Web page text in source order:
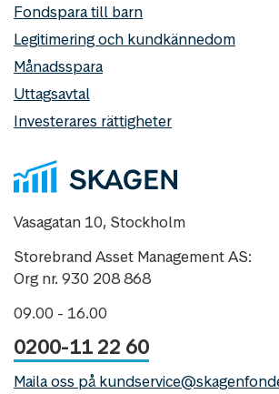
Fondspara till barn
Legitimering och kundkännedom
Månadsspara
Uttagsavtal
Investerares rättigheter
Vasagatan 10, Stockholm
Storebrand Asset Management AS:
Org nr. 930 208 868
09.00 - 16.00
0200-11 22 60
Maila oss på